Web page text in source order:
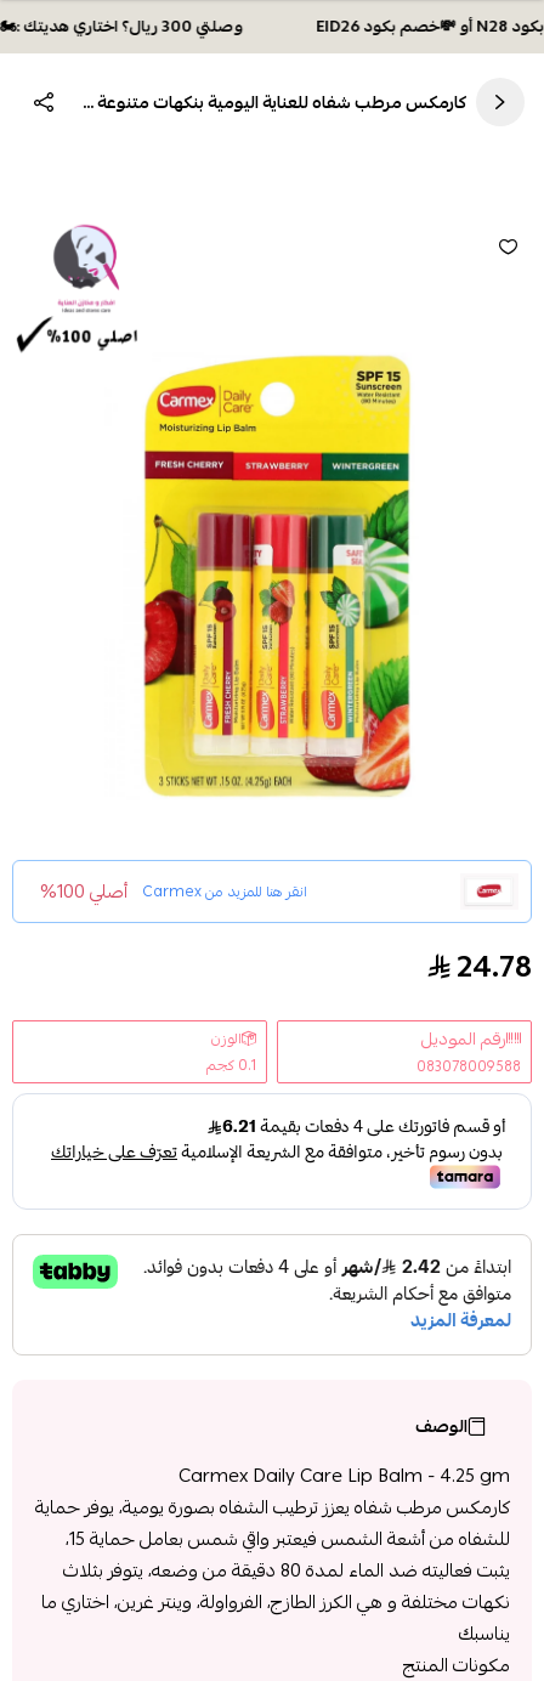
وصلتي 300 ريال؟ اختاري هديتك :🏍 شحن مجاني بكود N28 أو 💸خصم بكود EID26
كارمكس مرطب شفاه للعناية اليومية بنكهات متنوعة - 4.25 جم
انقر هنا للمزيد منCarmex أصلي 100%
كارمكس مرطب شفاه للعناية اليومية بنكهات متنوعة - 4.25
24.78
رقم الموديل
083078009588
الوزن
0.1 كجم
الوصف
Carmex Daily Care Lip Balm - 4.25 gm
كارمكس مرطب شفاه يعزز ترطيب الشفاه بصورة يومية، يوفر حماية
للشفاه من أشعة الشمس فيعتبر واقي شمس بعامل حماية 15،
يثبت فعاليته ضد الماء لمدة 80 دقيقة من وضعه، يتوفر بثلاث
نكهات مختلفة و هي الكرز الطازج، الفرواولة، وينتر غرين، اختاري ما
يناسبك
مكونات المنتج